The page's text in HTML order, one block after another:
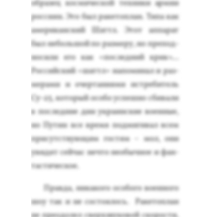
об­ра­зец кос­ми­чес­кой тех­ни­ки ар­мии
рос­си­ян. Это был ра­кетоп­лан. Ти­па как
аме­рикан­ский Шаттл. Этот ап­па­рат
был не­боль­шой по раз­ме­ру, но пре­под­
но­сили его как «пос­ледний крик»…
Рос­сий­ский «шаттл» на­поми­нал и раз­
ме­рами и очер­та­ни­ями ис­тре­битель
Су-25, ко­торый осо­бо ус­пешно сби­вали
в пос­ледние дни ук­ра­ин­ские во­ен­ные,
но Пу­тин все вре­мя под­ми­гивал всем
при­сутс­тву­ющим гос­тям – мол, они
уви­дят сей­час неч­то не­обыч­ное и фан­
тасти­чес­кое.
Прав­да, ни­како­го осо­бого во­ен­но­го
шоу так и не сос­то­ялось. Ра­кетоп­лан